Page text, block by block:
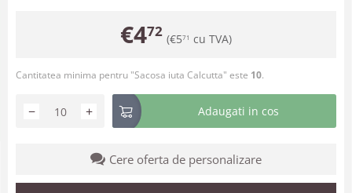
€472 (€571 cu TVA)
Cantitatea minima pentru "Sacosa iuta Calcutta" este 10.
+
− Adaugati in cos
Cere oferta de personalizare